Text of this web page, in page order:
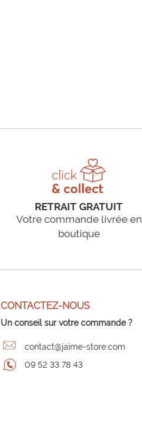
RETRAIT GRATUIT
Votre commande livrée en
boutique
CONTACTEZ-NOUS
Un conseil sur votre commande ?
contact@jaime-store.com
09 52 33 78 43